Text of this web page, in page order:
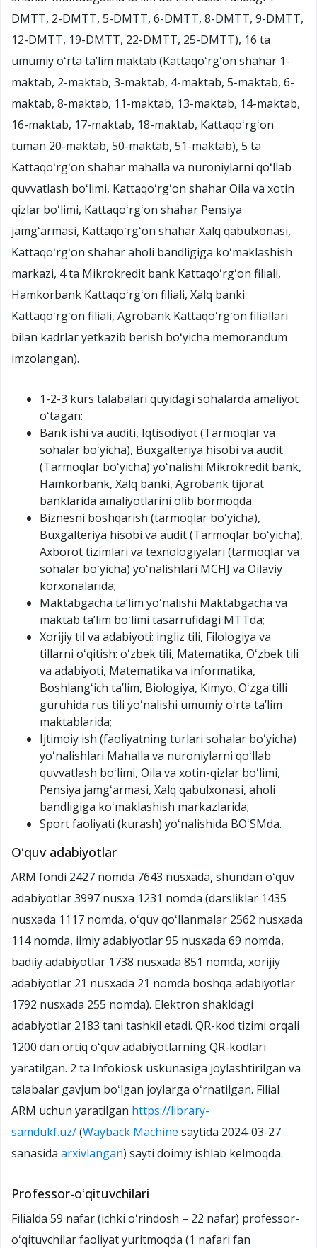
DMTT, 2-DMTT, 5-DMTT, 6-DMTT, 8-DMTT, 9-DMTT,
12-DMTT, 19-DMTT, 22-DMTT, 25-DMTT), 16 ta
umumiy oʻrta taʼlim maktab (Kattaqoʻrgʻon shahar 1-
maktab, 2-maktab, 3-maktab, 4-maktab, 5-maktab, 6-
maktab, 8-maktab, 11-maktab, 13-maktab, 14-maktab,
16-maktab, 17-maktab, 18-maktab, Kattaqoʻrgʻon
tuman 20-maktab, 50-maktab, 51-maktab), 5 ta
Kattaqoʻrgʻon shahar mahalla va nuroniylarni qoʻllab
quvvatlash boʻlimi, Kattaqoʻrgʻon shahar Oila va xotin
qizlar boʻlimi, Kattaqoʻrgʻon shahar Pensiya
jamgʻarmasi, Kattaqoʻrgʻon shahar Xalq qabulxonasi,
Kattaqoʻrgʻon shahar aholi bandligiga koʻmaklashish
markazi, 4 ta Mikrokredit bank Kattaqoʻrgʻon filiali,
Hamkorbank Kattaqoʻrgʻon filiali, Xalq banki
Kattaqoʻrgʻon filiali, Agrobank Kattaqoʻrgʻon filiallari
bilan kadrlar yetkazib berish boʻyicha memorandum
imzolangan).
1-2-3 kurs talabalari quyidagi sohalarda amaliyot
oʻtagan:
Bank ishi va auditi, Iqtisodiyot (Tarmoqlar va
sohalar boʻyicha), Buxgalteriya hisobi va audit
(Tarmoqlar boʻyicha) yoʻnalishi Mikrokredit bank,
Hamkorbank, Xalq banki, Agrobank tijorat
banklarida amaliyotlarini olib bormoqda.
Biznesni boshqarish (tarmoqlar boʻyicha),
Buxgalteriya hisobi va audit (Tarmoqlar boʻyicha),
Axborot tizimlari va texnologiyalari (tarmoqlar va
sohalar boʻyicha) yoʻnalishlari MCHJ va Oilaviy
korxonalarida;
Maktabgacha taʼlim yoʻnalishi Maktabgacha va
maktab taʼlim boʻlimi tasarrufidagi MTTda;
Xorijiy til va adabiyoti: ingliz tili, Filologiya va
tillarni oʻqitish: oʻzbek tili, Matematika, Oʻzbek tili
va adabiyoti, Matematika va informatika,
Boshlangʻich taʼlim, Biologiya, Kimyo, Oʻzga tilli
guruhida rus tili yoʻnalishi umumiy oʻrta taʼlim
maktablarida;
Ijtimoiy ish (faoliyatning turlari sohalar boʻyicha)
yoʻnalishlari Mahalla va nuroniylarni qoʻllab
quvvatlash boʻlimi, Oila va xotin-qizlar boʻlimi,
Pensiya jamgʻarmasi, Xalq qabulxonasi, aholi
bandligiga koʻmaklashish markazlarida;
Sport faoliyati (kurash) yoʻnalishida BOʻSMda.
Oʻquv adabiyotlar
ARM fondi 2427 nomda 7643 nusxada, shundan oʻquv
adabiyotlar 3997 nusxa 1231 nomda (darsliklar 1435
nusxada 1117 nomda, oʻquv qoʻllanmalar 2562 nusxada
114 nomda, ilmiy adabiyotlar 95 nusxada 69 nomda,
badiiy adabiyotlar 1738 nusxada 851 nomda, xorijiy
adabiyotlar 21 nusxada 21 nomda boshqa adabiyotlar
1792 nusxada 255 nomda). Elektron shakldagi
adabiyotlar 2183 tani tashkil etadi. QR-kod tizimi orqali
1200 dan ortiq oʻquv adabiyotlarning QR-kodlari
yaratilgan. 2 ta Infokiosk uskunasiga joylashtirilgan va
talabalar gavjum boʻlgan joylarga oʻrnatilgan. Filial
ARM uchun yaratilgan https://library-
samdukf.uz/(Wayback Machine saytida 2024-03-27
sanasida arxivlangan) sayti doimiy ishlab kelmoqda.
Professor-oʻqituvchilari
Filialda 59 nafar (ichki oʻrindosh – 22 nafar) professor-
oʻqituvchilar faoliyat yuritmoqda (1 nafari fan